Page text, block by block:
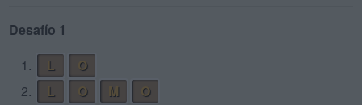
Desafío 1
1.
L
O
2.
L O M
O